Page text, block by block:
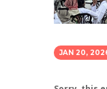
JAN 20,